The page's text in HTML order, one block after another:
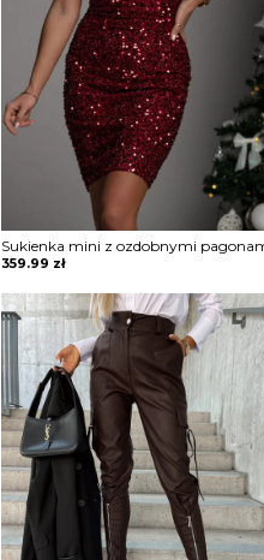
359.99 zł